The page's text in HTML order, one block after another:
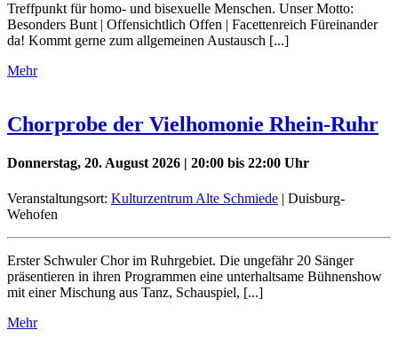
Treffpunkt für homo- und bisexuelle Menschen. Unser Motto:
Besonders Bunt | Offensichtlich Offen | Facettenreich Füreinander
da! Kommt gerne zum allgemeinen Austausch [...]
Mehr
Chorprobe der Vielhomonie Rhein-Ruhr
Donnerstag, 20. August 2026 | 20:00 bis 22:00 Uhr
Veranstaltungsort: Kulturzentrum Alte Schmiede | Duisburg-
Wehofen
Erster Schwuler Chor im Ruhrgebiet. Die ungefähr 20 Sänger
präsentieren in ihren Programmen eine unterhaltsame Bühnenshow
mit einer Mischung aus Tanz, Schauspiel, [...]
Mehr